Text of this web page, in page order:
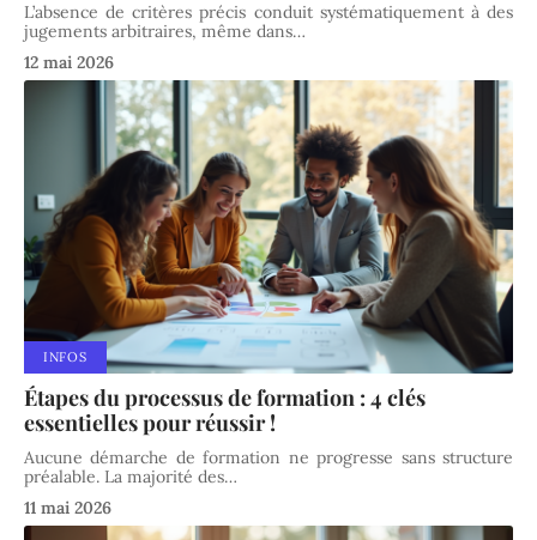
L’absence de critères précis conduit systématiquement à des
jugements arbitraires, même dans…
12 mai 2026
INFOS
Étapes du processus de formation : 4 clés
essentielles pour réussir !
Aucune démarche de formation ne progresse sans structure
préalable. La majorité des…
11 mai 2026